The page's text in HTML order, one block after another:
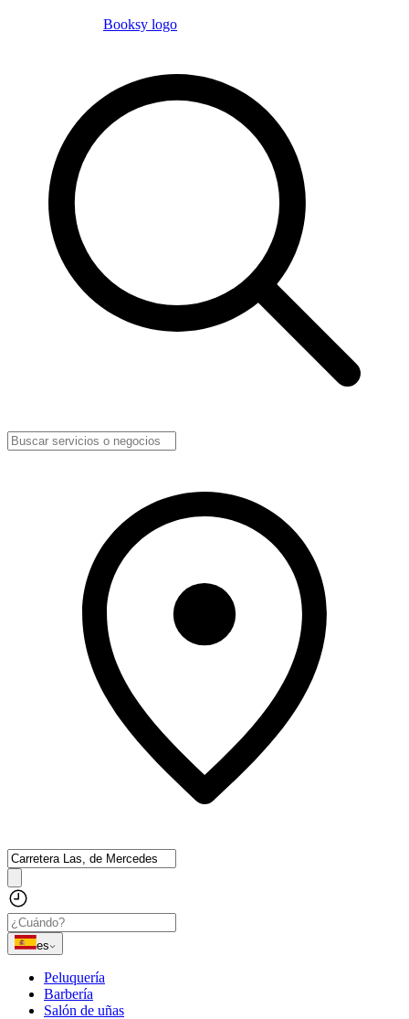
Booksy logo
es
Peluquería
Barbería
Salón de uñas